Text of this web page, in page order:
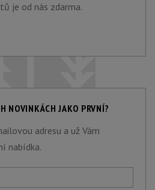
je od nás zdarma.
NOVINKÁCH JAKO PRVNÍ?
adresu a už Vám
nabídka.